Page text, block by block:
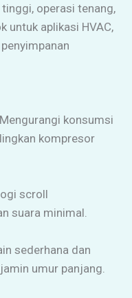
operasi tenang,
untuk aplikasi HVAC,
konsumsi
kompresor
scroll
suara minimal.
sederhana dan
umur panjang.